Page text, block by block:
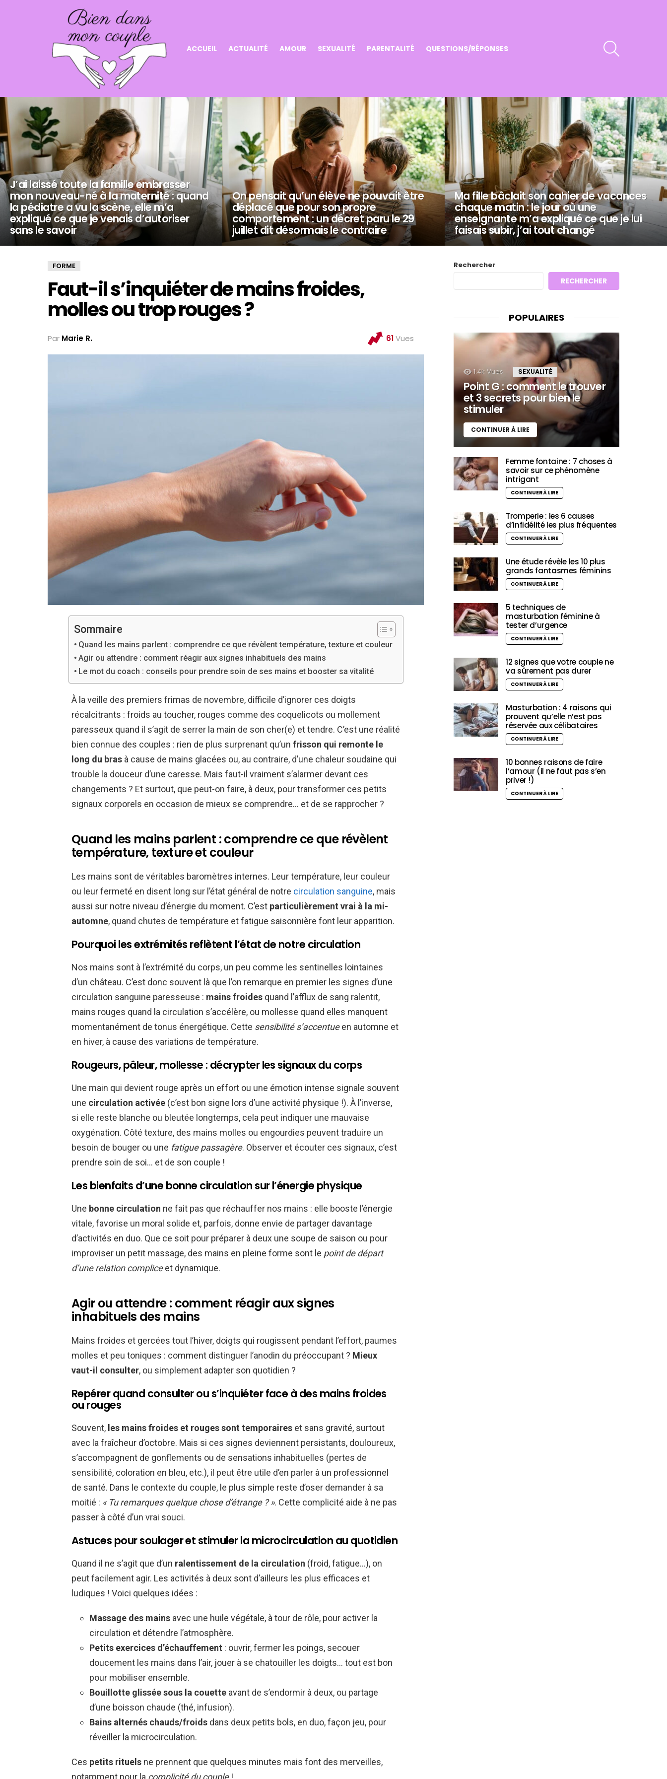
ACCUEIL ACTUALITÉ AMOUR SEXUALITÉ PARENTALITÉ QUESTIONS/RÉPONSES
NOS
DERNIERS
ARTICLES
J’ai laissé toute la famille embrasser
mon nouveau-né à la maternité : quand
la pédiatre a vu la scène, elle m’a
expliqué ce que je venais d’autoriser
sans le savoir
On pensait qu’un élève ne pouvait être
déplacé que pour son propre
comportement : un décret paru le 29
juillet dit désormais le contraire
Ma fille bâclait son cahier de vacances
chaque matin : le jour où une
enseignante m’a expliqué ce que je lui
faisais subir, j’ai tout changé
FORME
Faut-il s’inquiéter de mains froides,
molles ou trop rouges ?
Par Marie R. 61Vues
Sommaire
Quand les mains parlent : comprendre ce que révèlent température, texture et couleur
Agir ou attendre : comment réagir aux signes inhabituels des mains
Le mot du coach : conseils pour prendre soin de ses mains et booster sa vitalité
À la veille des premiers frimas de novembre, difficile d’ignorer ces doigts
récalcitrants : froids au toucher, rouges comme des coquelicots ou mollement
paresseux quand il s’agit de serrer la main de son cher(e) et tendre. C’est une réalité
bien connue des couples : rien de plus surprenant qu’un frisson qui remonte le
long du bras à cause de mains glacées ou, au contraire, d’une chaleur soudaine qui
trouble la douceur d’une caresse. Mais faut-il vraiment s’alarmer devant ces
changements ? Et surtout, que peut-on faire, à deux, pour transformer ces petits
signaux corporels en occasion de mieux se comprendre… et de se rapprocher ?
Quand les mains parlent : comprendre ce que révèlent
température, texture et couleur
Les mains sont de véritables baromètres internes. Leur température, leur couleur
ou leur fermeté en disent long sur l’état général de notre circulation sanguine, mais
aussi sur notre niveau d’énergie du moment. C’est particulièrement vrai à la mi-
automne, quand chutes de température et fatigue saisonnière font leur apparition.
Pourquoi les extrémités reflètent l’état de notre circulation
Nos mains sont à l’extrémité du corps, un peu comme les sentinelles lointaines
d’un château. C’est donc souvent là que l’on remarque en premier les signes d’une
circulation sanguine paresseuse : mains froides quand l’afflux de sang ralentit,
mains rouges quand la circulation s’accélère, ou mollesse quand elles manquent
momentanément de tonus énergétique. Cette sensibilité s’accentueen automne et
en hiver, à cause des variations de température.
Rougeurs, pâleur, mollesse : décrypter les signaux du corps
Une main qui devient rouge après un effort ou une émotion intense signale souvent
une circulation activée (c’est bon signe lors d’une activité physique !). À l’inverse,
si elle reste blanche ou bleutée longtemps, cela peut indiquer une mauvaise
oxygénation. Côté texture, des mains molles ou engourdies peuvent traduire un
besoin de bouger ou une fatigue passagère. Observer et écouter ces signaux, c’est
prendre soin de soi… et de son couple !
Les bienfaits d’une bonne circulation sur l’énergie physique
Une bonne circulation ne fait pas que réchauffer nos mains : elle booste l’énergie
vitale, favorise un moral solide et, parfois, donne envie de partager davantage
d’activités en duo. Que ce soit pour préparer à deux une soupe de saison ou pour
improviser un petit massage, des mains en pleine forme sont le point de départ
d’une relation compliceet dynamique.
Agir ou attendre : comment réagir aux signes
inhabituels des mains
Mains froides et gercées tout l’hiver, doigts qui rougissent pendant l’effort, paumes
molles et peu toniques : comment distinguer l’anodin du préoccupant ? Mieux
vaut-il consulter, ou simplement adapter son quotidien ?
Repérer quand consulter ou s’inquiéter face à des mains froides
ou rouges
Souvent, les mains froides et rouges sont temporaires et sans gravité, surtout
avec la fraîcheur d’octobre. Mais si ces signes deviennent persistants, douloureux,
s’accompagnent de gonflements ou de sensations inhabituelles (pertes de
sensibilité, coloration en bleu, etc.), il peut être utile d’en parler à un professionnel
de santé. Dans le contexte du couple, le plus simple reste d’oser demander à sa
moitié : « Tu remarques quelque chose d’étrange ? ». Cette complicité aide à ne pas
passer à côté d’un vrai souci.
Astuces pour soulager et stimuler la microcirculation au quotidien
Quand il ne s’agit que d’un ralentissement de la circulation (froid, fatigue…), on
peut facilement agir. Les activités à deux sont d’ailleurs les plus efficaces et
ludiques ! Voici quelques idées :
Massage des mains avec une huile végétale, à tour de rôle, pour activer la
circulation et détendre l’atmosphère.
Petits exercices d’échauffement : ouvrir, fermer les poings, secouer
doucement les mains dans l’air, jouer à se chatouiller les doigts… tout est bon
pour mobiliser ensemble.
Bouillotte glissée sous la couette avant de s’endormir à deux, ou partage
d’une boisson chaude (thé, infusion).
Bains alternés chauds/froids dans deux petits bols, en duo, façon jeu, pour
réveiller la microcirculation.
Ces petits rituels ne prennent que quelques minutes mais font des merveilles,
notamment pour la complicité du couple!
Rechercher
RECHERCHER
POPULAIRES
1.4k Vues SEXUALITÉ
Point G : comment le trouver
et 3 secrets pour bien le
stimuler
CONTINUER À LIRE
Femme fontaine : 7 choses à
savoir sur ce phénomène
intrigant
CONTINUER À LIRE
Tromperie : les 6 causes
d’infidélité les plus fréquentes
CONTINUER À LIRE
Une étude révèle les 10 plus
grands fantasmes féminins
CONTINUER À LIRE
5 techniques de
masturbation féminine à
tester d’urgence
CONTINUER À LIRE
12 signes que votre couple ne
va sûrement pas durer
CONTINUER À LIRE
Masturbation : 4 raisons qui
prouvent qu’elle n’est pas
réservée aux célibataires
CONTINUER À LIRE
10 bonnes raisons de faire
l’amour (il ne faut pas s’en
priver !)
CONTINUER À LIRE